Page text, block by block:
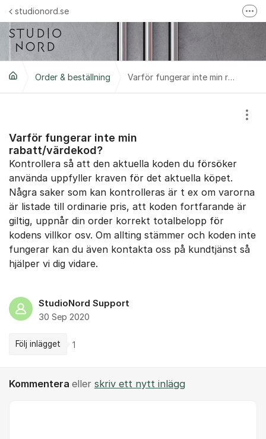
Hoppa till innehåll
studionord.se
Följ oss på Facebook
Order & beställning Varför fungerar inte min rabatt/värdekod?
Varför fungerar inte min
rabatt/värdekod?
Kontrollera så att den aktuella koden du försöker
använda uppfyller kraven för det aktuella köpet.
Några saker som kan kontrolleras är t ex om varorna
är listade till ordinarie pris, att koden fortfarande är
giltig, uppnår din order korrekt totalbelopp för
kodens villkor osv. Om allting stämmer och koden inte
fungerar kan du även kontakta oss på kundtjänst så
hjälper vi dig vidare.
StudioNord Support
30 Sep 2020
Följ inlägget 1
Kommentera eller skriv ett nytt inlägg